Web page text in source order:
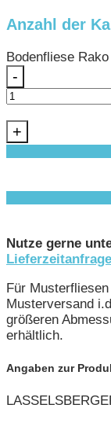
Anzahl der
Bodenfliese
-
+
Nutze gerne
Lieferzeitanfrage
Für
Musterversand
größeren
erhältlich.
Angaben zur